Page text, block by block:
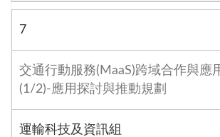
7
交通行動服務(MaaS)跨域合作與應
(1/2)-應用探討與推動規劃
運輸科技及資訊組